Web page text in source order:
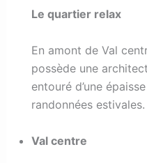
Le quartier relax
En amont de Val
possède une
entouré d’une
randonnées estivales.
Val centre